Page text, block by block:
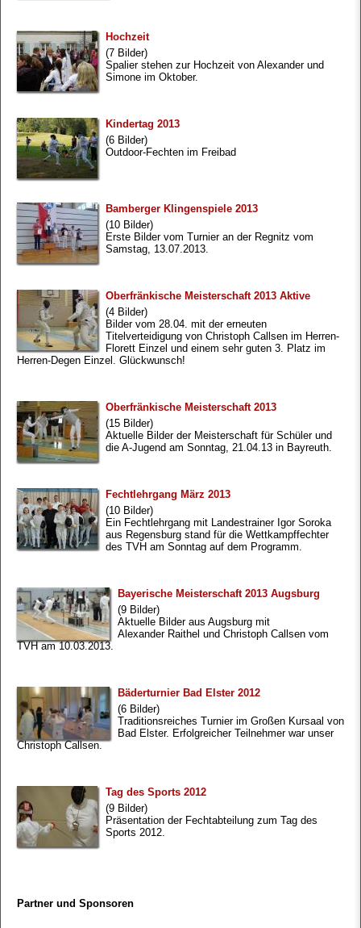
Hochzeit
(7 Bilder)
Spalier stehen zur Hochzeit von Alexander und
Simone im Oktober.
Kindertag 2013
(6 Bilder)
Outdoor-Fechten im Freibad
Bamberger Klingenspiele 2013
(10 Bilder)
Erste Bilder vom Turnier an der Regnitz vom
Samstag, 13.07.2013.
Oberfränkische Meisterschaft 2013 Aktive
(4 Bilder)
Bilder vom 28.04. mit der erneuten
Titelverteidigung von Christoph Callsen im Herren-
Florett Einzel und einem sehr guten 3. Platz im
Herren-Degen Einzel. Glückwunsch!
Oberfränkische Meisterschaft 2013
(15 Bilder)
Aktuelle Bilder der Meisterschaft für Schüler und
die A-Jugend am Sonntag, 21.04.13 in Bayreuth.
Fechtlehrgang März 2013
(10 Bilder)
Ein Fechtlehrgang mit Landestrainer Igor Soroka
aus Regensburg stand für die Wettkampffechter
des TVH am Sonntag auf dem Programm.
Bayerische Meisterschaft 2013 Augsburg
(9 Bilder)
Aktuelle Bilder aus Augsburg mit
Alexander Raithel und Christoph Callsen vom
TVH am 10.03.2013.
Bäderturnier Bad Elster 2012
(6 Bilder)
Traditionsreiches Turnier im Großen Kursaal von
Bad Elster. Erfolgreicher Teilnehmer war unser
Christoph Callsen.
Tag des Sports 2012
(9 Bilder)
Präsentation der Fechtabteilung zum Tag des
Sports 2012.
Partner und Sponsoren